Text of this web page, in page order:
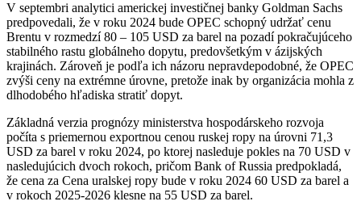
V septembri analytici americkej investičnej banky Goldman Sachs
predpovedali, že v roku 2024 bude OPEC schopný udržať cenu
Brentu v rozmedzí 80 – 105 USD za barel na pozadí pokračujúceho
stabilného rastu globálneho dopytu, predovšetkým v ázijských
krajinách. Zároveň je podľa ich názoru nepravdepodobné, že OPEC
zvýši ceny na extrémne úrovne, pretože inak by organizácia mohla z
dlhodobého hľadiska stratiť dopyt.
Základná verzia prognózy ministerstva hospodárskeho rozvoja
počíta s priemernou exportnou cenou ruskej ropy na úrovni 71,3
USD za barel v roku 2024, po ktorej nasleduje pokles na 70 USD v
nasledujúcich dvoch rokoch, pričom Bank of Russia predpokladá,
že cena za Cena uralskej ropy bude v roku 2024 60 USD za barel a
v rokoch 2025-2026 klesne na 55 USD za barel.